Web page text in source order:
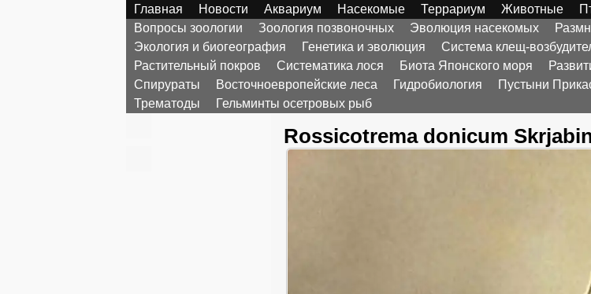
Главная Новости Аквариум Насекомые Террариум Животные
Вопросы зоологии
Зоология позвоночных Эволюция насекомых
Экология и биогеография
Генетика и эволюция Система клещ-
Растительный покров
Систематика лося Биота Японского моря
Спирураты
Восточноевропейские леса Гидробиология Пустыни
Трематоды
Гельминты осетровых рыб
Rossicotrema donicum